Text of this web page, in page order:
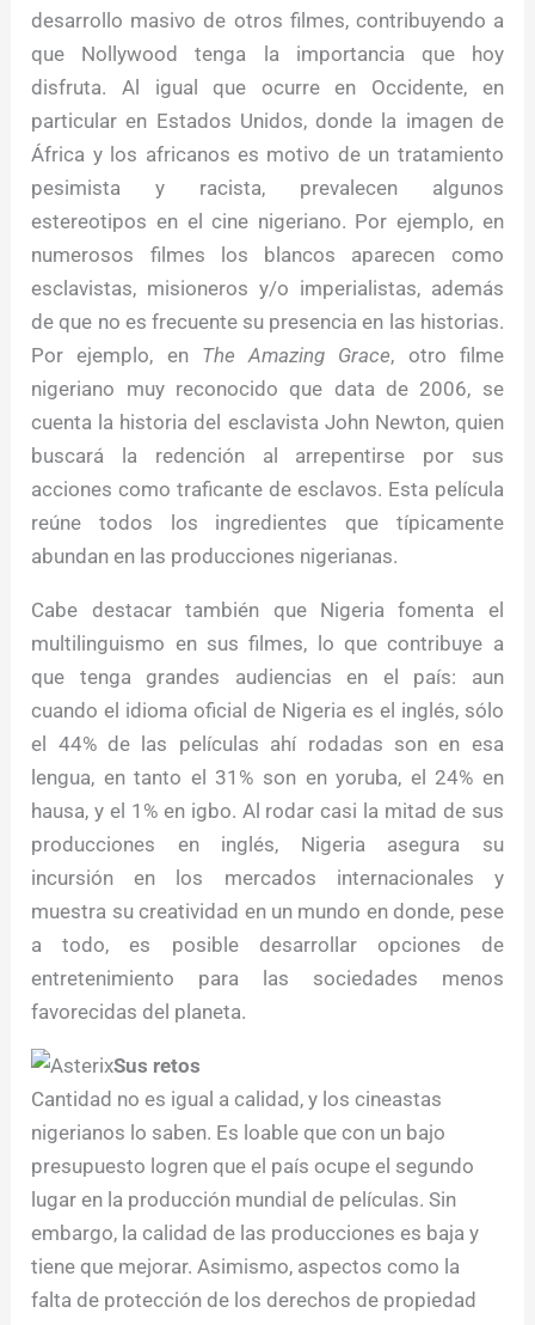
desarrollo masivo de otros filmes, contribuyendo a
que Nollywood tenga la importancia que hoy
disfruta. Al igual que ocurre en Occidente, en
particular en Estados Unidos, donde la imagen de
África y los africanos es motivo de un tratamiento
pesimista y racista, prevalecen algunos
estereotipos en el cine nigeriano. Por ejemplo, en
numerosos filmes los blancos aparecen como
esclavistas, misioneros y/o imperialistas, además
de que no es frecuente su presencia en las historias.
Por ejemplo, en The Amazing Grace, otro filme
nigeriano muy reconocido que data de 2006, se
cuenta la historia del esclavista John Newton, quien
buscará la redención al arrepentirse por sus
acciones como traficante de esclavos. Esta película
reúne todos los ingredientes que típicamente
abundan en las producciones nigerianas.
Cabe destacar también que Nigeria fomenta el
multilinguismo en sus filmes, lo que contribuye a
que tenga grandes audiencias en el país: aun
cuando el idioma oficial de Nigeria es el inglés, sólo
el 44% de las películas ahí rodadas son en esa
lengua, en tanto el 31% son en yoruba, el 24% en
hausa, y el 1% en igbo. Al rodar casi la mitad de sus
producciones en inglés, Nigeria asegura su
incursión en los mercados internacionales y
muestra su creatividad en un mundo en donde, pese
a todo, es posible desarrollar opciones de
entretenimiento para las sociedades menos
favorecidas del planeta.
Sus retos
Cantidad no es igual a calidad, y los cineastas
nigerianos lo saben. Es loable que con un bajo
presupuesto logren que el país ocupe el segundo
lugar en la producción mundial de películas. Sin
embargo, la calidad de las producciones es baja y
tiene que mejorar. Asimismo, aspectos como la
falta de protección de los derechos de propiedad